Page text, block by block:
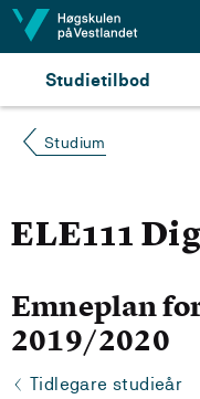
Hopp til innhald
Studietilbod
Studium
ELE111
Emneplan
2019/2020
Tidlegare studieår